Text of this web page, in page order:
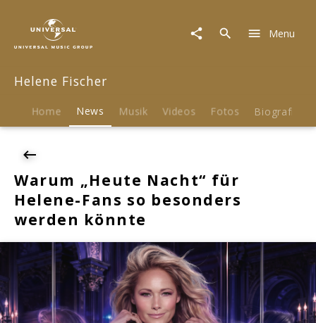
News
Warum
Nacht“
für
Fans
besonders
werden
könnte
Menu
Helene Fischer
Home News Musik Videos Fotos Biografie
Warum „Heute Nacht“ für
Helene-Fans so besonders
werden könnte